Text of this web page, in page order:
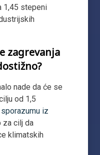
1,45 stepeni
zagrevanja
nade da će se
od 1,5
iz
za cilj da
klimatskih